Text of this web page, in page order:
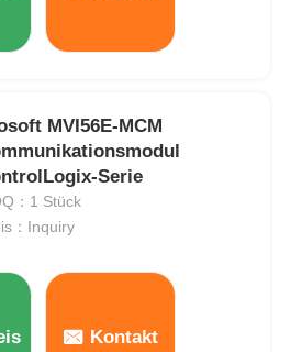
MVI56E-MCM
Serie
：1 Stück
：Inquiry
Kontakt